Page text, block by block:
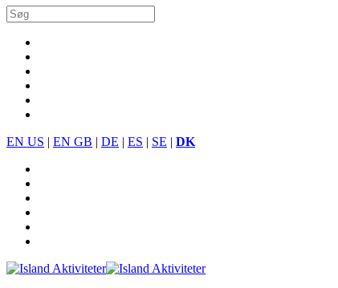
EN US | EN GB | DE | ES | SE | DK